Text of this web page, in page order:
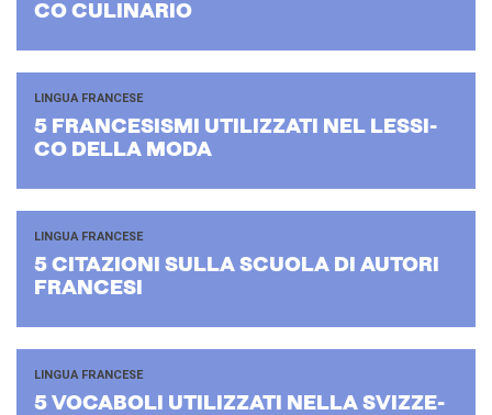
CO CU­LI­NA­RIO
LINGUA FRANCESE
5 FRAN­CE­SI­SMI UTI­LIZ­ZA­TI NEL LES­SI­
CO DELLA MODA
LINGUA FRANCESE
5 CI­TA­ZIO­NI SULLA SCUO­LA DI AU­TO­RI
FRAN­CE­SI
LINGUA FRANCESE
5 VO­CA­BO­LI UTI­LIZ­ZA­TI NELLA SVIZ­ZE­